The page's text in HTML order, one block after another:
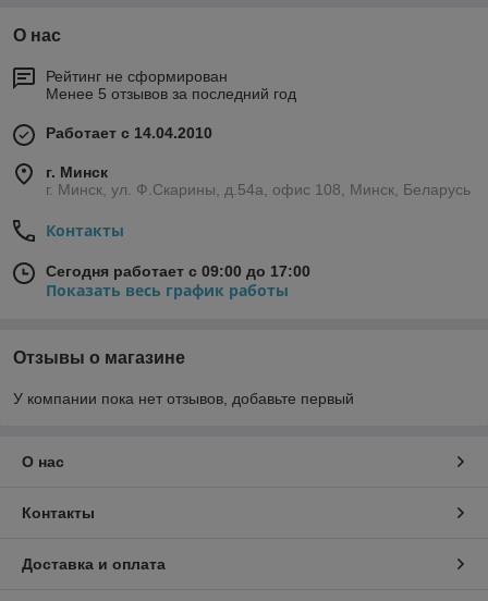
О нас
Рейтинг не сформирован
Менее 5 отзывов за последний год
Работает с 14.04.2010
г. Минск
г. Минск, ул. Ф.Скарины, д.54а, офис 108, Минск, Беларусь
Контакты
Сегодня работает с 09:00 до 17:00
Показать весь график работы
Отзывы о магазине
У компании пока нет отзывов, добавьте первый
О нас
Контакты
Доставка и оплата